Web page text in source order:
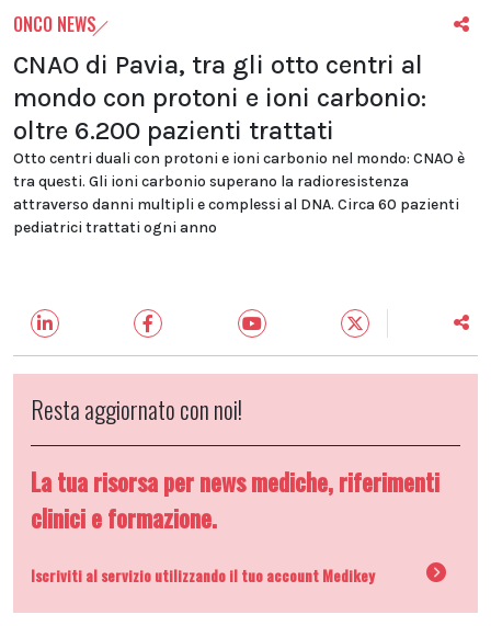
ONCO NEWS
CNAO di Pavia, tra gli otto centri al
mondo con protoni e ioni carbonio:
oltre 6.200 pazienti trattati
Otto centri duali con protoni e ioni carbonio nel mondo: CNAO è
tra questi. Gli ioni carbonio superano la radioresistenza
attraverso danni multipli e complessi al DNA. Circa 60 pazienti
pediatrici trattati ogni anno
Resta aggiornato con noi!
La tua risorsa per news mediche, riferimenti
clinici e formazione.
Iscriviti al servizio utilizzando il tuo account Medikey